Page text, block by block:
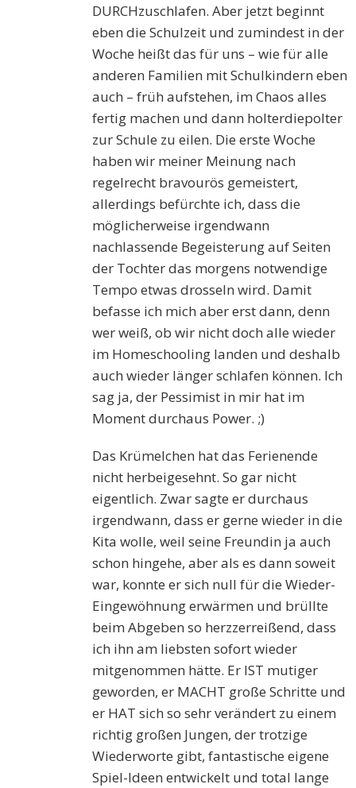
DURCHzuschlafen. Aber jetzt beginnt
eben die Schulzeit und zumindest in der
Woche heißt das für uns – wie für alle
anderen Familien mit Schulkindern eben
auch – früh aufstehen, im Chaos alles
fertig machen und dann holterdiepolter
zur Schule zu eilen. Die erste Woche
haben wir meiner Meinung nach
regelrecht bravourös gemeistert,
allerdings befürchte ich, dass die
möglicherweise irgendwann
nachlassende Begeisterung auf Seiten
der Tochter das morgens notwendige
Tempo etwas drosseln wird. Damit
befasse ich mich aber erst dann, denn
wer weiß, ob wir nicht doch alle wieder
im Homeschooling landen und deshalb
auch wieder länger schlafen können. Ich
sag ja, der Pessimist in mir hat im
Moment durchaus Power. ;)
Das Krümelchen hat das Ferienende
nicht herbeigesehnt. So gar nicht
eigentlich. Zwar sagte er durchaus
irgendwann, dass er gerne wieder in die
Kita wolle, weil seine Freundin ja auch
schon hingehe, aber als es dann soweit
war, konnte er sich null für die Wieder-
Eingewöhnung erwärmen und brüllte
beim Abgeben so herzzerreißend, dass
ich ihn am liebsten sofort wieder
mitgenommen hätte. Er IST mutiger
geworden, er MACHT große Schritte und
er HAT sich so sehr verändert zu einem
richtig großen Jungen, der trotzige
Wiederworte gibt, fantastische eigene
Spiel-Ideen entwickelt und total lange